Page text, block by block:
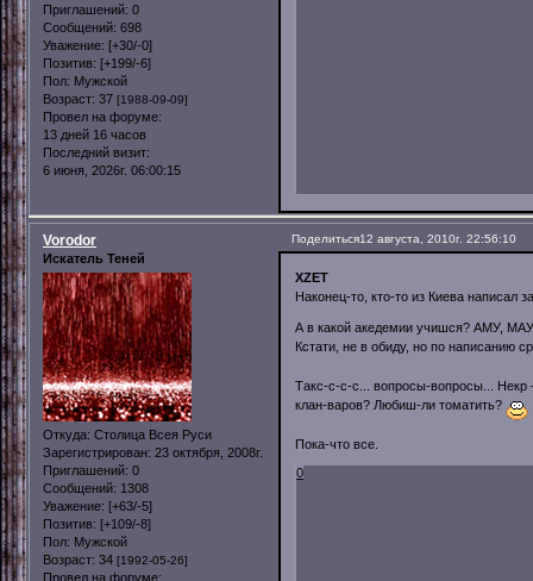
Приглашений: 0
Сообщений: 698
Уважение: [+30/-0]
Позитив: [+199/-6]
Пол: Мужской
Возраст: 37 [1988-09-09]
Провел на форуме:
13 дней 16 часов
Последний визит:
6 июня, 2026г. 06:00:15
Поделиться12 августа, 2010г. 22:56:10
Vorodor
Искатель Теней
Откуда: Столица Всея Руси
Зарегистрирован: 23 октября, 2008г.
Приглашений: 0
Сообщений: 1308
Уважение: [+63/-5]
Позитив: [+109/-8]
Пол: Мужской
Возраст: 34 [1992-05-26]
Провел на форуме:
XZET
Наконец-то, кто-то из Киева написал
А в какой акедемии учишся? АМУ,
Кстати, не в обиду, но по написанию
Такс-с-с-с... вопросы-вопросы... Некр
клан-варов? Любиш-ли томатить?
Пока-что все.
0